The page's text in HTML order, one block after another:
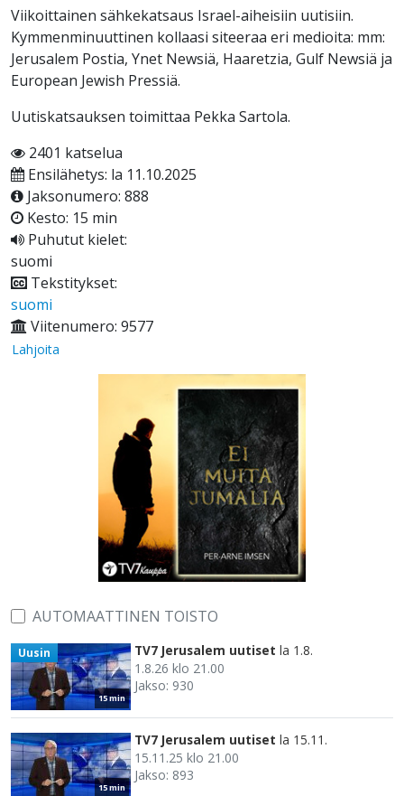
Viikoittainen sähkekatsaus Israel-aiheisiin uutisiin.
Kymmenminuuttinen kollaasi siteeraa eri medioita: mm:
Jerusalem Postia, Ynet Newsiä, Haaretzia, Gulf Newsiä ja
European Jewish Pressiä.
Uutiskatsauksen toimittaa Pekka Sartola.
2401 katselua
Ensilähetys: la 11.10.2025
Jaksonumero: 888
Kesto: 15 min
Puhutut kielet:
suomi
Tekstitykset:
suomi
Viitenumero: 9577
Lahjoita
AUTOMAATTINEN TOISTO
15 min
Uusin TV7 Jerusalem uutiset la 1.8.
1.8.26 klo 21.00
Jakso: 930
15 min
TV7 Jerusalem uutiset la 15.11.
15.11.25 klo 21.00
Jakso: 893